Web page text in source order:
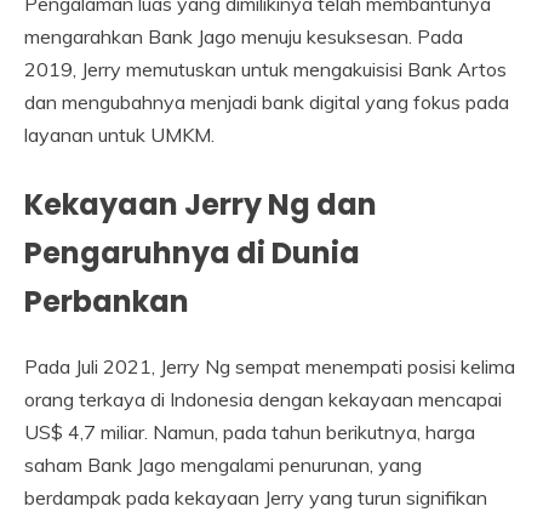
mengarahkan Bank Jago menuju kesuksesan. Pada
2019, Jerry memutuskan untuk mengakuisisi Bank Artos
dan mengubahnya menjadi bank digital yang fokus pada
layanan untuk UMKM.
Kekayaan Jerry Ng dan
Pengaruhnya di Dunia
Perbankan
Pada Juli 2021, Jerry Ng sempat menempati posisi kelima
orang terkaya di Indonesia dengan kekayaan mencapai
US$ 4,7 miliar. Namun, pada tahun berikutnya, harga
saham Bank Jago mengalami penurunan, yang
berdampak pada kekayaan Jerry yang turun signifikan